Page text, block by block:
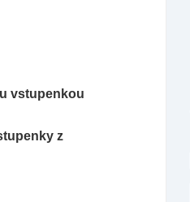
vstupenkou
z